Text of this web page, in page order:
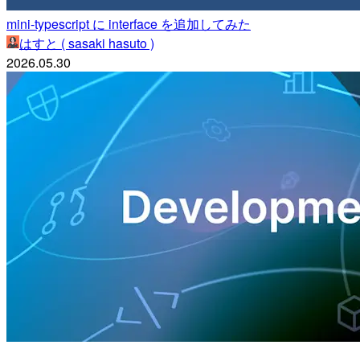
mini-typescript に interface を追加してみた
はすと ( sasaki hasuto )
2026.05.30